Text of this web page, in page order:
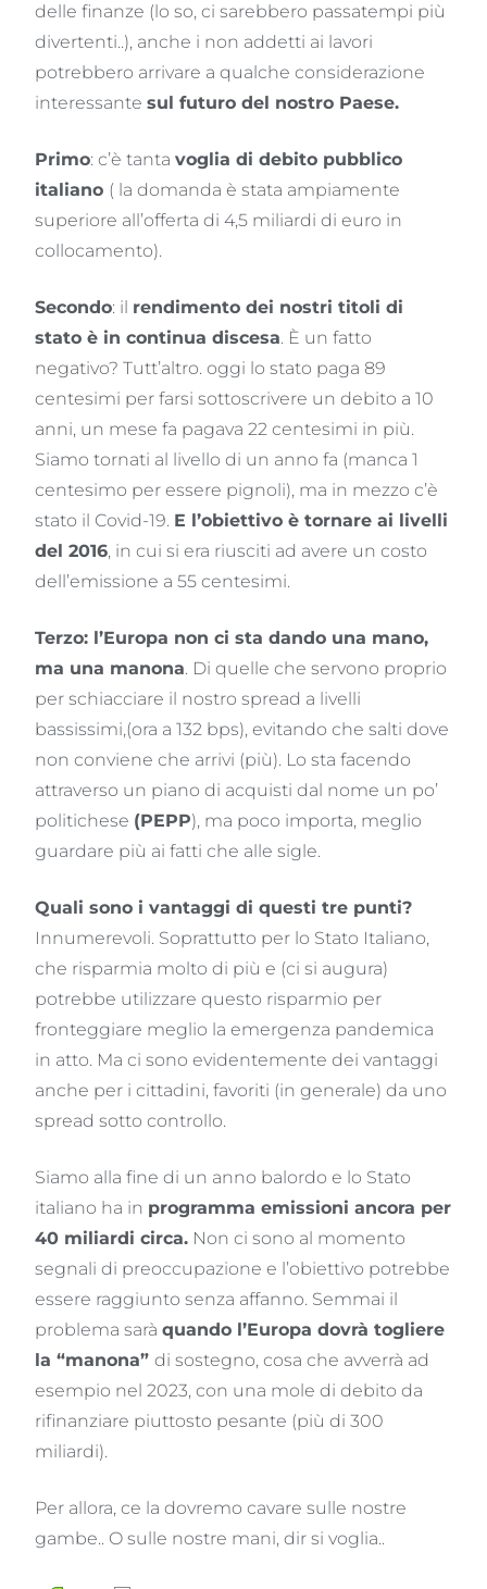
delle finanze (lo so, ci sarebbero passatempi più
divertenti..), anche i non addetti ai lavori
potrebbero arrivare a qualche considerazione
interessantesul futuro del nostro Paese.
Primo: c’è tantavoglia di debito pubblico
italiano ( la domanda è stata ampiamente
superiore all’offerta di 4,5 miliardi di euro in
collocamento).
Secondo: il rendimento dei nostri titoli di
stato è in continua discesa. È un fatto
negativo? Tutt’altro. oggi lo stato paga 89
centesimi per farsi sottoscrivere un debito a 10
anni, un mese fa pagava 22 centesimi in più.
Siamo tornati al livello di un anno fa (manca 1
centesimo per essere pignoli), ma in mezzo c’è
stato il Covid-19. E l’obiettivo è tornare ai livelli
del 2016, in cui si era riusciti ad avere un costo
dell’emissione a 55 centesimi.
Terzo: l’Europa non ci sta dando una mano,
ma una manona. Di quelle che servono proprio
per schiacciare il nostro spread a livelli
bassissimi,(ora a 132 bps), evitando che salti dove
non conviene che arrivi (più). Lo sta facendo
attraverso un piano di acquisti dal nome un po’
politichese (PEPP), ma poco importa, meglio
guardare più ai fatti che alle sigle.
Quali sono i vantaggi di questi tre punti?
Innumerevoli. Soprattutto per lo Stato Italiano,
che risparmia molto di più e (ci si augura)
potrebbe utilizzare questo risparmio per
fronteggiare meglio la emergenza pandemica
in atto. Ma ci sono evidentemente dei vantaggi
anche per i cittadini, favoriti (in generale) da uno
spread sotto controllo.
Siamo alla fine di un anno balordo e lo Stato
italiano ha in programma emissioni ancora per
40 miliardi circa. Non ci sono al momento
segnali di preoccupazione e l’obiettivo potrebbe
essere raggiunto senza affanno. Semmai il
problema saràquando l’Europa dovrà togliere
la “manona”di sostegno, cosa che avverrà ad
esempio nel 2023, con una mole di debito da
rifinanziare piuttosto pesante (più di 300
miliardi).
Per allora, ce la dovremo cavare sulle nostre
gambe.. O sulle nostre mani, dir si voglia..